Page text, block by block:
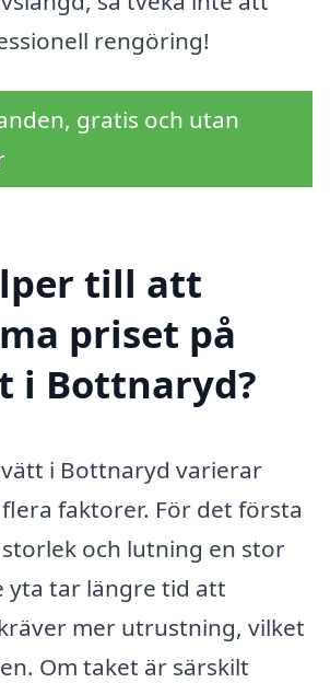
rengöring!
gratis och utan
till att
priset på
i Bottnaryd?
i Bottnaryd varierar
faktorer. För det första
och lutning en stor
yta tar längre tid att
mer utrustning, vilket
Om taket är särskilt